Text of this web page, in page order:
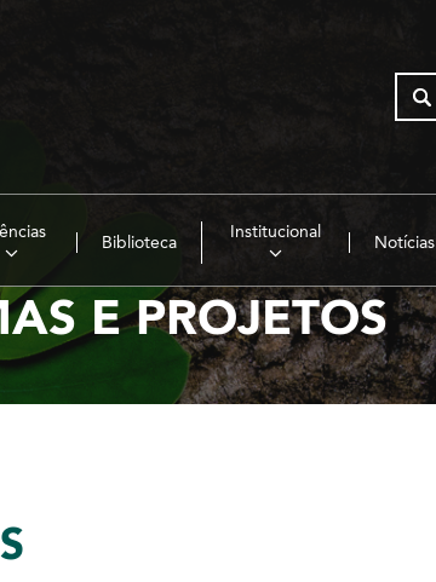
Biblioteca
Institucional
Notícias
E PROJETOS